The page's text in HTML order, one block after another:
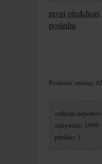
první předchozí
poslední
Poslední změna:
celkem
zahynulo: 1999
přežilo: 1